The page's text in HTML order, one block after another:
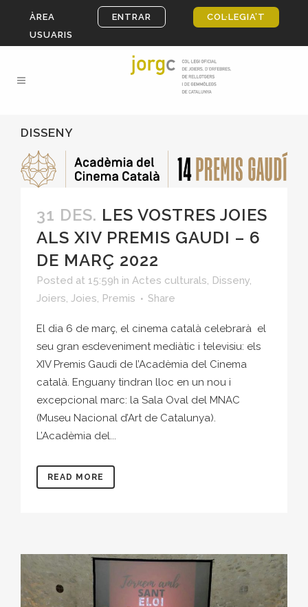
ÀREA
USUARIS
ENTRAR COL·LEGIA’T
DISSENY
31 DES. LES VOSTRES JOIES
ALS XIV PREMIS GAUDI – 6
DE MARÇ 2022
Posted at 15:59h in Actes culturals, Disseny,
Joiers, Joies, Premis Share
El dia 6 de març, el cinema català celebrarà el
seu gran esdeveniment mediàtic i televisiu: els
XIV Premis Gaudi de l’Acadèmia del Cinema
català. Enguany tindran lloc en un nou i
excepcional marc: la Sala Oval del MNAC
(Museu Nacional d’Art de Catalunya).
L’Acadèmia del...
READ MORE